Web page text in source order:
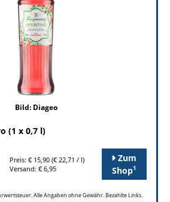
Bild: Diageo
(1 x 0,7 l)
Preis: € 15,90 (€ 22,71 / l)
Versand: € 6,95
Zum
Shop1
Alle Angaben ohne Gewähr. Bezahlte Links.